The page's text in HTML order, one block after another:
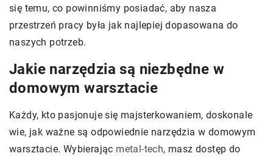
się temu, co powinniśmy posiadać, aby nasza
przestrzeń pracy była jak najlepiej dopasowana do
naszych potrzeb.
Jakie narzędzia są niezbędne w
domowym warsztacie
Każdy, kto pasjonuje się majsterkowaniem, doskonale
wie, jak ważne są odpowiednie narzędzia w domowym
warsztacie. Wybierając metal-tech, masz dostęp do